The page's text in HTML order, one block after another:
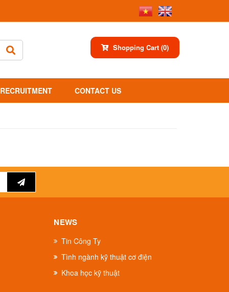
Shopping Cart (0)
RECRUITMENT CONTACT US
NEWS
Tin Công Ty
Tình ngành kỹ thuật cơ điện
Khoa học kỹ thuật